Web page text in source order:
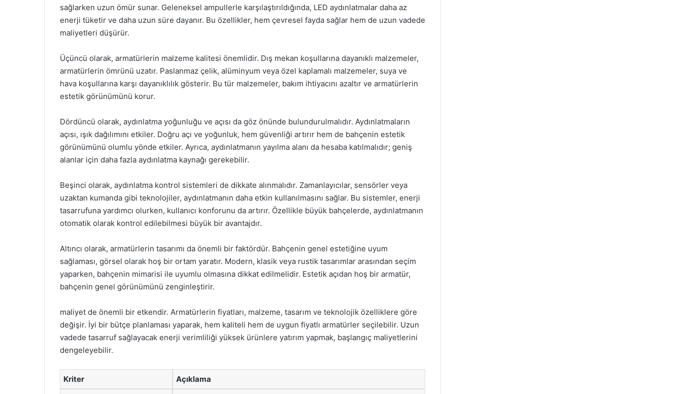
sağlarken uzun ömür sunar. Geleneksel ampullerle karşılaştırıldığında, LED aydınlatmalar daha az
enerji tüketir ve daha uzun süre dayanır. Bu özellikler, hem çevresel fayda sağlar hem de uzun vadede
maliyetleri düşürür.
Üçüncü olarak, armatürlerin malzeme kalitesi önemlidir. Dış mekan koşullarına dayanıklı malzemeler,
armatürlerin ömrünü uzatır. Paslanmaz çelik, alüminyum veya özel kaplamalı malzemeler, suya ve
hava koşullarına karşı dayanıklılık gösterir. Bu tür malzemeler, bakım ihtiyacını azaltır ve armatürlerin
estetik görünümünü korur.
Dördüncü olarak, aydınlatma yoğunluğu ve açısı da göz önünde bulundurulmalıdır. Aydınlatmaların
açısı, ışık dağılımını etkiler. Doğru açı ve yoğunluk, hem güvenliği artırır hem de bahçenin estetik
görünümünü olumlu yönde etkiler. Ayrıca, aydınlatmanın yayılma alanı da hesaba katılmalıdır; geniş
alanlar için daha fazla aydınlatma kaynağı gerekebilir.
Beşinci olarak, aydınlatma kontrol sistemleri de dikkate alınmalıdır. Zamanlayıcılar, sensörler veya
uzaktan kumanda gibi teknolojiler, aydınlatmanın daha etkin kullanılmasını sağlar. Bu sistemler, enerji
tasarrufuna yardımcı olurken, kullanıcı konforunu da artırır. Özellikle büyük bahçelerde, aydınlatmanın
otomatik olarak kontrol edilebilmesi büyük bir avantajdır.
Altıncı olarak, armatürlerin tasarımı da önemli bir faktördür. Bahçenin genel estetiğine uyum
sağlaması, görsel olarak hoş bir ortam yaratır. Modern, klasik veya rustik tasarımlar arasından seçim
yaparken, bahçenin mimarisi ile uyumlu olmasına dikkat edilmelidir. Estetik açıdan hoş bir armatür,
bahçenin genel görünümünü zenginleştirir.
maliyet de önemli bir etkendir. Armatürlerin fiyatları, malzeme, tasarım ve teknolojik özelliklere göre
değişir. İyi bir bütçe planlaması yaparak, hem kaliteli hem de uygun fiyatlı armatürler seçilebilir. Uzun
vadede tasarruf sağlayacak enerji verimliliği yüksek ürünlere yatırım yapmak, başlangıç maliyetlerini
dengeleyebilir.
Kriter Açıklama